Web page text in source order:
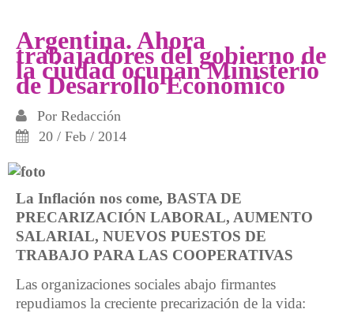
Argentina. Ahora
trabajadores del gobierno de
la ciudad ocupan Ministerio
de Desarrollo Económico
Por Redacción
20 / Feb / 2014
La Inflación nos come, BASTA DE
PRECARIZACIÓN LABORAL, AUMENTO
SALARIAL, NUEVOS PUESTOS DE
TRABAJO PARA LAS COOPERATIVAS
Las organizaciones sociales abajo firmantes
repudiamos la creciente precarización de la vida: